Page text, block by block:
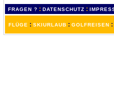
FRAGEN ? : DATENSCHUTZ :
FLÜGE : SKIURLAUB : GOLFREISEN :